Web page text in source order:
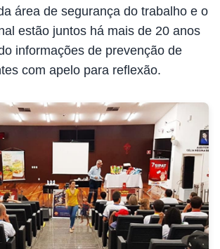
área de segurança do trabalho e o
estão juntos há mais de 20 anos
informações de prevenção de
com apelo para reflexão.